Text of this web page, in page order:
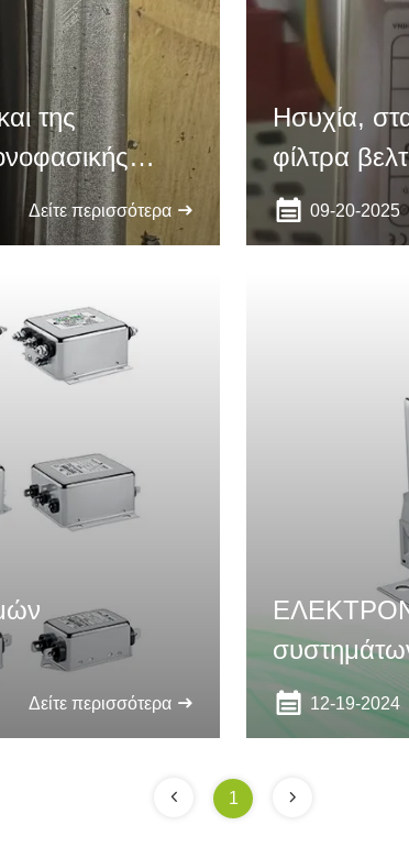
της
Δείτε περισσότερα
Ησυχία,
φίλτρα
09-20-2025
Δείτε περισσότερα 12-19-2024
1